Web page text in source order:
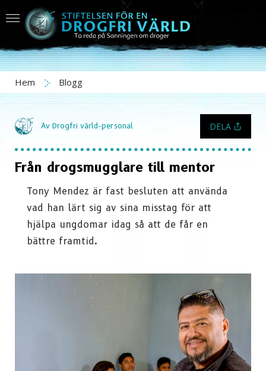
Hem Blogg
Av Drogfri värld-personal DELA
Från drogsmugglare till mentor
Tony Mendez är fast besluten att använda
vad han lärt sig av sina misstag för att
hjälpa ungdomar idag så att de får en
bättre framtid.